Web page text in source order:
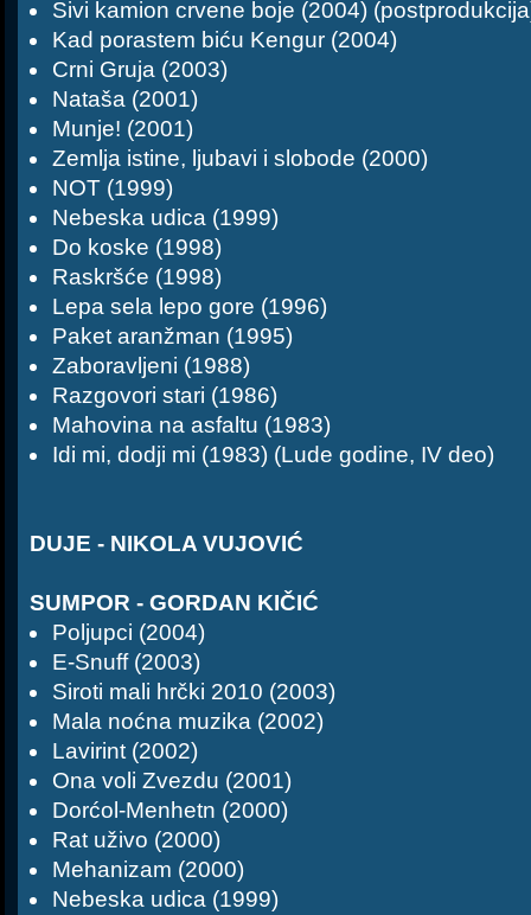
Sivi kamion crvene boje (2004)
Kad porastem biću Kengur (2004)
Crni Gruja (2003)
Nataša (2001)
Munje! (2001)
Zemlja istine, ljubavi i slobode (2000)
NOT (1999)
Nebeska udica (1999)
Do koske (1998)
Raskršće (1998)
Lepa sela lepo gore (1996)
Paket aranžman (1995)
Zaboravljeni (1988)
Razgovori stari (1986)
Mahovina na asfaltu (1983)
Idi mi, dodji mi (1983) (Lude godine, IV deo)
DUJE - NIKOLA VUJOVIĆ
SUMPOR - GORDAN KIČIĆ
Poljupci (2004)
E-Snuff (2003)
Siroti mali hrčki 2010 (2003)
Mala noćna muzika (2002)
Lavirint (2002)
Ona voli Zvezdu (2001)
Dorćol-Menhetn (2000)
Rat uživo (2000)
Mehanizam (2000)
Nebeska udica (1999)